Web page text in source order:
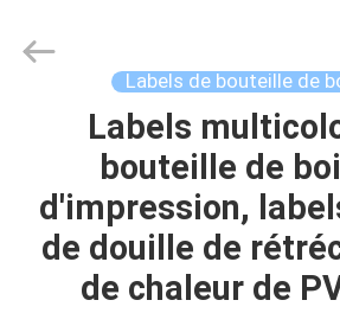
MAISON
PRODUITS
VIDÉOS
Packaging
Labels de bouteille de
Labels
bouteille de
d'impression,
de douille de
de chaleur de